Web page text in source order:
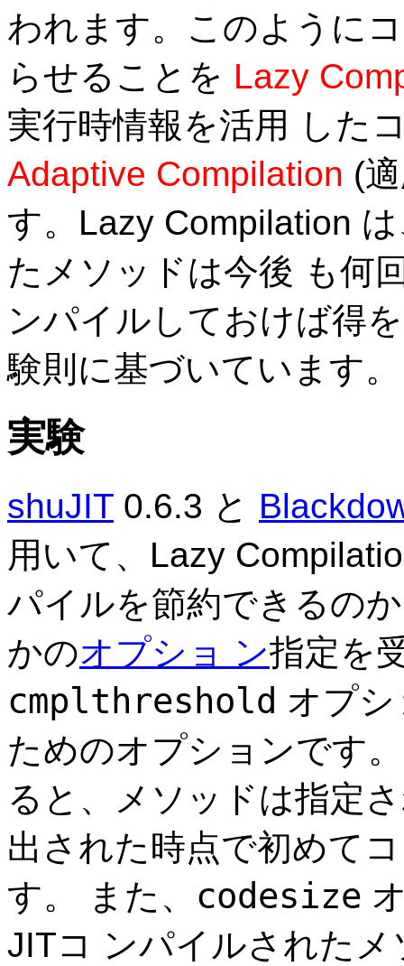
われます。このように
らせることを Lazy
実行時情報を活用 した
Adaptive Compilation (
す。Lazy Compilation
たメソッドは今後 も何
ンパイルしておけば得
験則に基づいています。
実験
shuJIT 0.6.3 と
用いて、Lazy
パイルを節約できるの
かのオプショ ン指定を
cmplthreshold オプ
ためのオプションです
ると、メソッドは指定
出された時点で初めて
す。 また、 codesize
JITコ ンパイルされた